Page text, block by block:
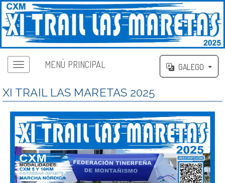
MENÚ PRINCIPAL GALEGO
XI TRAIL LAS MARETAS 2025